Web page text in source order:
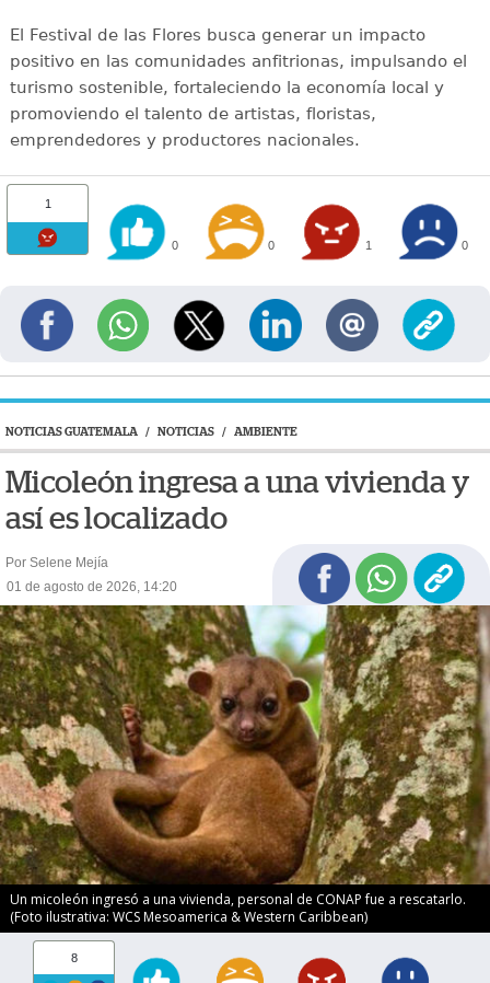
El Festival de las Flores busca generar un impacto
positivo en las comunidades anfitrionas, impulsando el
turismo sostenible, fortaleciendo la economía local y
promoviendo el talento de artistas, floristas,
emprendedores y productores nacionales.
1
0 0 1 0
NOTICIAS GUATEMALA / NOTICIAS / AMBIENTE
Micoleón ingresa a una vivienda y
así es localizado
Por Selene Mejía
01 de agosto de 2026, 14:20
Un micoleón ingresó a una vivienda, personal de CONAP fue a rescatarlo.
(Foto ilustrativa: WCS Mesoamerica & Western Caribbean)
8